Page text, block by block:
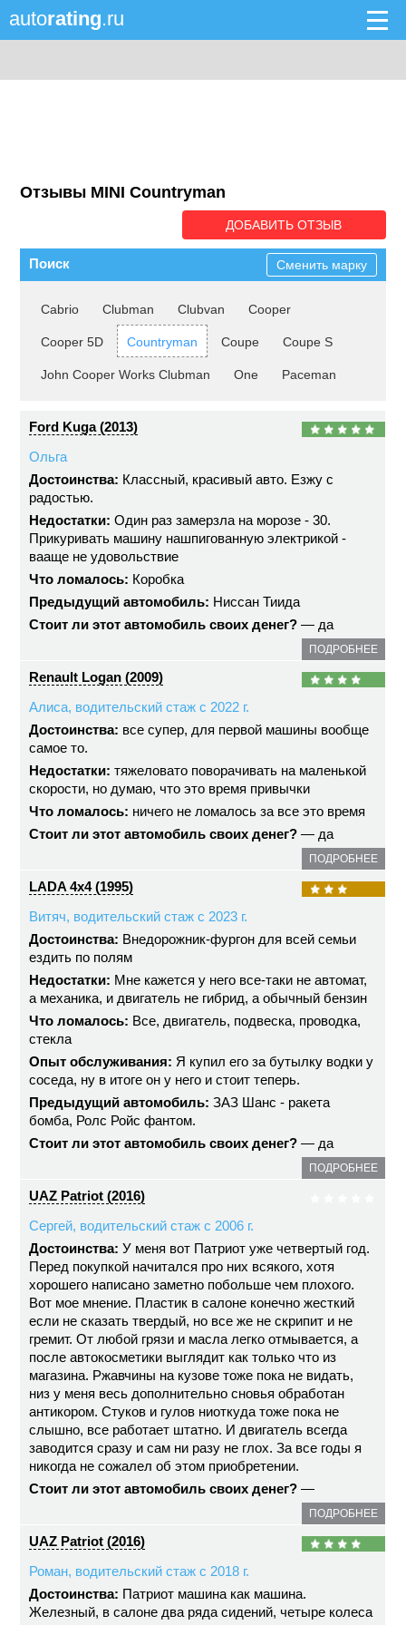
autorating.ru
Отзывы MINI Countryman
ДОБАВИТЬ ОТЗЫВ
Поиск Сменить марку
Cabrio Clubman Clubvan Cooper
Cooper 5D Countryman Coupe Coupe S
John Cooper Works Clubman One Paceman
Ford Kuga (2013)
Ольга
Достоинства: Классный, красивый авто. Езжу с
радостью.
Недостатки: Один раз замерзла на морозе - 30.
Прикуривать машину нашпигованную электрикой -
вааще не удовольствие
Что ломалось: Коробка
Предыдущий автомобиль: Ниссан Тиида
Стоит ли этот автомобиль своих денег? — да
ПОДРОБНЕЕ
Renault Logan (2009)
Алиса, водительский стаж с 2022 г.
Достоинства: все супер, для первой машины вообще
самое то.
Недостатки: тяжеловато поворачивать на маленькой
скорости, но думаю, что это время привычки
Что ломалось: ничего не ломалось за все это время
Стоит ли этот автомобиль своих денег? — да
ПОДРОБНЕЕ
LADA 4x4 (1995)
Витяч, водительский стаж с 2023 г.
Достоинства: Внедорожник-фургон для всей семьи
ездить по полям
Недостатки: Мне кажется у него все-таки не автомат,
а механика, и двигатель не гибрид, а обычный бензин
Что ломалось: Все, двигатель, подвеска, проводка,
стекла
Опыт обслуживания: Я купил его за бутылку водки у
соседа, ну в итоге он у него и стоит теперь.
Предыдущий автомобиль: ЗАЗ Шанс - ракета
бомба, Ролс Ройс фантом.
Стоит ли этот автомобиль своих денег? — да
ПОДРОБНЕЕ
UAZ Patriot (2016)
Сергей, водительский стаж с 2006 г.
Достоинства: У меня вот Патриот уже четвертый год.
Перед покупкой начитался про них всякого, хотя
хорошего написано заметно побольше чем плохого.
Вот мое мнение. Пластик в салоне конечно жесткий
если не сказать твердый, но все же не скрипит и не
гремит. От любой грязи и масла легко отмывается, а
после автокосметики выглядит как только что из
магазина. Ржавчины на кузове тоже пока не видать,
низ у меня весь дополнительно сновья обработан
антикором. Стуков и гулов ниоткуда тоже пока не
слышно, все работает штатно. И двигатель всегда
заводится сразу и сам ни разу не глох. За все годы я
никогда не сожалел об этом приобретении.
Стоит ли этот автомобиль своих денег? —
ПОДРОБНЕЕ
UAZ Patriot (2016)
Роман, водительский стаж с 2018 г.
Достоинства: Патриот машина как машина.
Железный, в салоне два ряда сидений, четыре колеса